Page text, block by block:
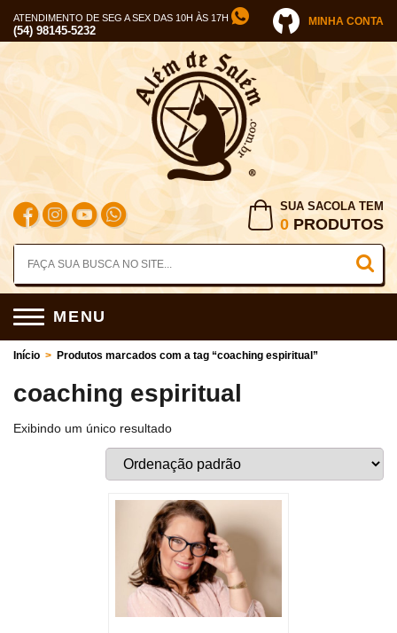
ATENDIMENTO DE SEG A SEX DAS 10H ÀS 17H
(54) 98145-5232
MINHA CONTA
SUA SACOLA TEM
0 PRODUTOS
MENU
Início > Produtos marcados com a tag “coaching espiritual”
coaching espiritual
Exibindo um único resultado